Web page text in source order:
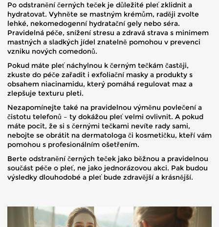
Po odstranění černých teček je důležité pleť zklidnit a
hydratovat. Vyhněte se mastným krémům, raději zvolte
lehké, nekomedogenní hydratační gely nebo séra.
Pravidelná péče, snížení stresu a zdravá strava s minimem
mastných a sladkých jídel znatelně pomohou v prevenci
vzniku nových comedonů.
Pokud máte pleť náchylnou k černým tečkám častěji,
zkuste do péče zařadit i exfoliační masky a produkty s
obsahem niacinamidu, který pomáhá regulovat maz a
zlepšuje texturu pleti.
Nezapomínejte také na pravidelnou výměnu povlečení a
čistotu telefonů – ty dokážou pleť velmi ovlivnit. A pokud
máte pocit, že si s černými tečkami nevíte rady sami,
nebojte se obrátit na dermatologa či kosmetičku, kteří vám
pomohou s profesionálním ošetřením.
Berte odstranění černých teček jako běžnou a pravidelnou
součást péče o pleť, ne jako jednorázovou akci. Pak budou
výsledky dlouhodobé a pleť bude zdravější a krásnější.